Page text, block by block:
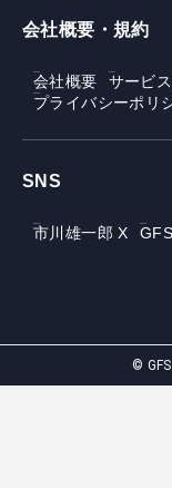
会社概要・規約
会社概要 サービ
プライバシーポリ
SNS
市川雄一郎 X
©